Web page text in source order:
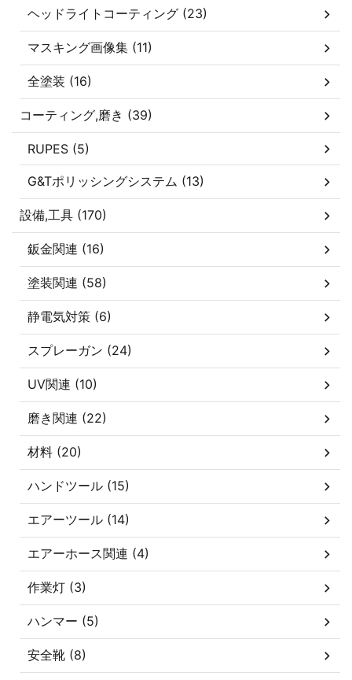
ヘッドライトコーティング (23)
マスキング画像集 (11)
全塗装 (16)
コーティング,磨き (39)
RUPES (5)
G&Tポリッシングシステム (13)
設備,工具 (170)
鈑金関連 (16)
塗装関連 (58)
静電気対策 (6)
スプレーガン (24)
UV関連 (10)
磨き関連 (22)
材料 (20)
ハンドツール (15)
エアーツール (14)
エアーホース関連 (4)
作業灯 (3)
ハンマー (5)
安全靴 (8)